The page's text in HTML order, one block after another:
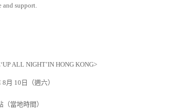
and support.
ALL NIGHT’IN HONG KONG>
8月 10 日 （週六）
（當地時間 ）